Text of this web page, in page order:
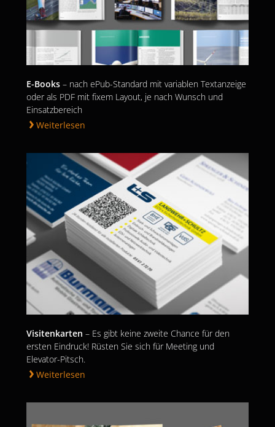
E-Books – nach ePub-Standard mit variablen Textanzeige
oder als PDF mit fixem Layout, je nach Wunsch und
Einsatzbereich
Weiterlesen
Visitenkarten – Es gibt keine zweite Chance für den
ersten Eindruck! Rüsten Sie sich für Meeting und
Elevator-Pitsch.
Weiterlesen